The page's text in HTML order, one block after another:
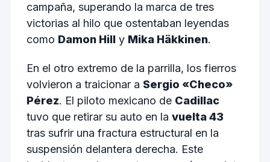
campaña, superando la marca de tres
victorias al hilo que ostentaban leyendas
como Damon Hilly Mika Häkkinen.
En el otro extremo de la parrilla, los fierros
volvieron a traicionar a Sergio «Checo»
Pérez. El piloto mexicano de Cadillac
tuvo que retirar su auto en la vuelta 43
tras sufrir una fractura estructural en la
suspensión delantera derecha. Este